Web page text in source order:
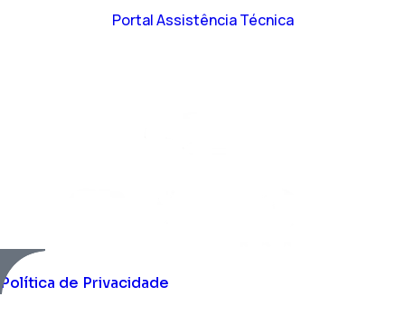
Portal Assistência Técnica
Política de Privacidade